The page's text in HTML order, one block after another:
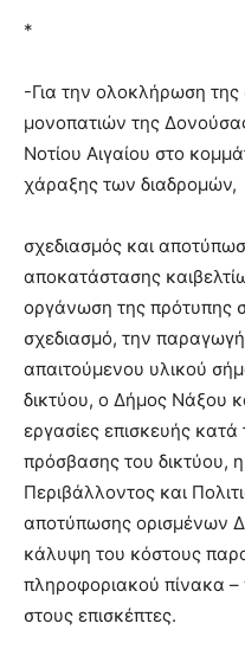
*
-Για την ολοκλήρωση
μονοπατιών της
Νοτίου Αιγαίου στο
χάραξης των διαδρομών,
σχεδιασμός και
αποκατάστασης
οργάνωση της πρότυπης
σχεδιασμό, την
απαιτούμενου υλικού
δικτύου, ο Δήμος Νάξου
εργασίες επισκευής
πρόσβασης του δικτύου,
Περιβάλλοντος και
αποτύπωσης ορισμένων
κάλυψη του κόστους
πληροφοριακού πίνακα –
στους επισκέπτες.